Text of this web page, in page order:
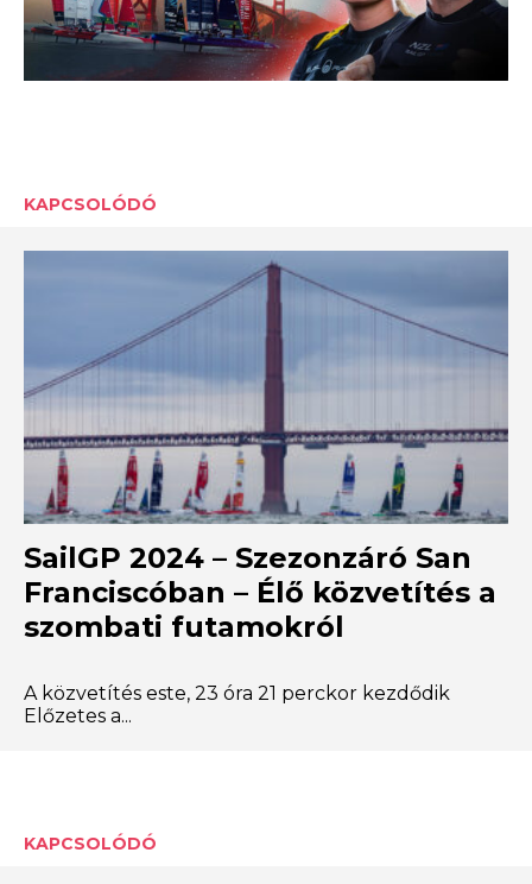
KAPCSOLÓDÓ
SailGP 2024 – Szezonzáró San
Franciscóban – Élő közvetítés a
szombati futamokról
A közvetítés este, 23 óra 21 perckor kezdődik
Előzetes a...
KAPCSOLÓDÓ